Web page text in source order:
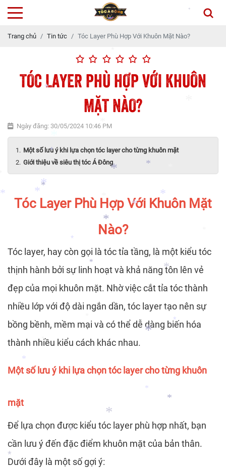
*
*
*
*
*
*
*
*
*
*
*
*
*
*
*
*
Trang chủ Tin tức Tóc Layer Phù Hợp Với Khuôn Mặt Nào?
TÓC LAYER PHÙ HỢP VỚI KHUÔN
MẶT NÀO?
Ngày đăng: 30/05/2024 10:46 PM
Một số lưu ý khi lựa chọn tóc layer cho từng khuôn mặt
Giới thiệu về siêu thị tóc Á Đông
Tóc Layer Phù Hợp Với Khuôn Mặt
Nào?
Tóc layer, hay còn gọi là tóc tỉa tầng, là một kiểu tóc
thịnh hành bởi sự linh hoạt và khả năng tôn lên vẻ
đẹp của mọi khuôn mặt. Nhờ việc cắt tỉa tóc thành
nhiều lớp với độ dài ngắn dần, tóc layer tạo nên sự
bồng bềnh, mềm mại và có thể dễ dàng biến hóa
thành nhiều kiểu cách khác nhau.
Một số lưu ý khi lựa chọn tóc layer cho từng khuôn
mặt
Để lựa chọn được kiểu tóc layer phù hợp nhất, bạn
cần lưu ý đến đặc điểm khuôn mặt của bản thân.
Dưới đây là một số gợi ý: